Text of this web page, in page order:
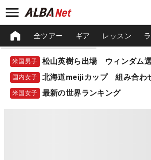
全ツアー ギア レッスン
米国男子 松山英樹ら出場 ウィンダム
国内女子 北海道meijiカップ 組み合わ
米国女子 最新の世界ランキング